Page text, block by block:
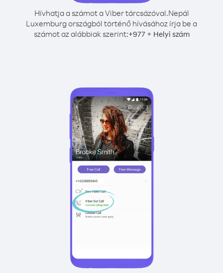
Hívhatja a számot a Viber tárcsázóval.Nepál
Luxemburg országból történő hívásához írja be a
számot az alábbiak szerint:+977+ Helyi szám